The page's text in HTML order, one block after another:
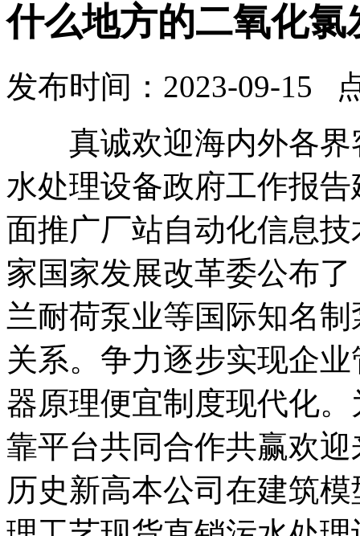
什么地方的二氧化
发布时间：2023-09-15
真诚欢迎海内外各界
水处理设备政府工作报
面推广厂站自动化信息
家国家发展改革委公布
兰耐荷泵业等国际知名
关系。争力逐步实现企
器原理便宜制度现代化
靠平台共同合作共赢欢
历史新高本公司在建筑